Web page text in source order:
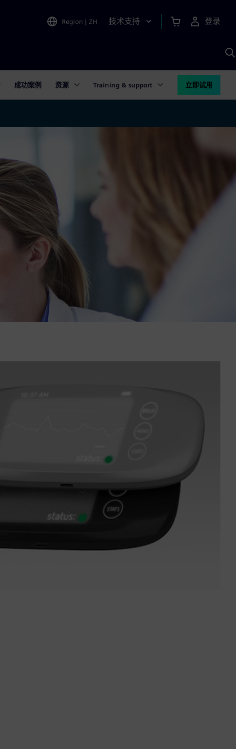
Region | ZH 技术支持 登录
成功案例 资源 Training & support 立即试用